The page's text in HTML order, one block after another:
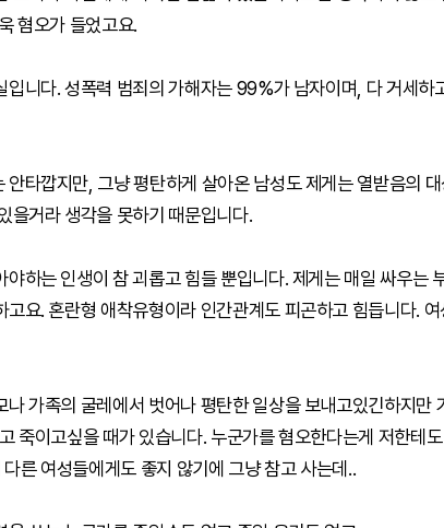
혐오가 들었고요.
입니다. 성폭력 범죄의 가해자는 99%가 남자이며, 다 거세하
타깝지만, 그냥 평탄하게 살아온 남성도 제게는 열받음의
을거라 생각을 못하기 때문입니다.
하는 인생이 참 괴롭고 힘들 뿐입니다. 제게는 매일 싸우는
요. 혼란형 애착유형이라 인간관계도 피곤하고 힘듭니다.
가족의 굴레에서 벗어나 평탄한 일상을 보내고있긴하지만
죽이고싶을 때가 있습니다. 누군가를 혐오한다는게 저한테
른 여성들에게도 좋지 않기에 그냥 참고 사는데..